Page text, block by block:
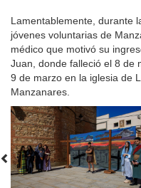
Lamentablemente, durante
jóvenes voluntarias de
médico que motivó su
Juan, donde falleció el 8 de
9 de marzo en la iglesia de
Manzanares.